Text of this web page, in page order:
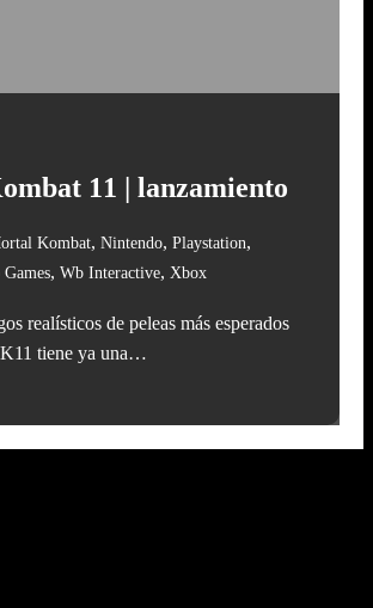
11 | lanzamiento
Kombat, Nintendo, Playstation,
, Wb Interactive, Xbox
realísticos de peleas más esperados
tiene ya una…